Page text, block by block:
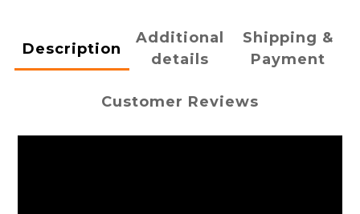
Description
Additional
details
Shipping &
Payment
Customer Reviews